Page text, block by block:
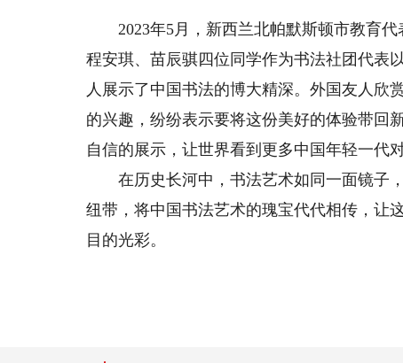
2023年5月，新西兰北帕默斯顿市教育代
程安琪、苗辰骐四位同学作为书法社团代表
人展示了中国书法的博大精深。外国友人欣
的兴趣，纷纷表示要将这份美好的体验带回
自信的展示，让世界看到更多中国年轻一代
在历史长河中，书法艺术如同一面镜子，
纽带，将中国书法艺术的瑰宝代代相传，让
目的光彩。